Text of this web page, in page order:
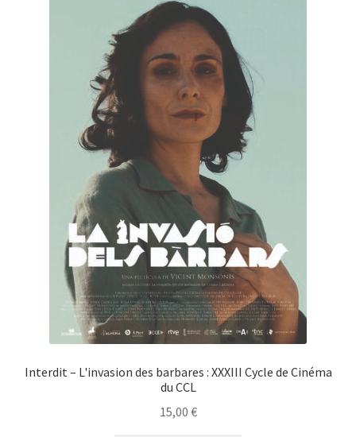
Interdit – L'invasion des barbares : XXXIII Cycle de Cinéma
du CCL
15,00 €